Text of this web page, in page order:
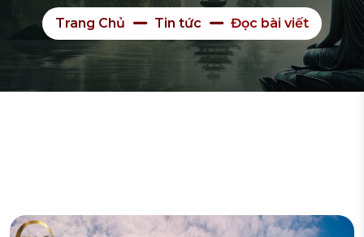
Trang Chủ Tin tức Đọc bài viết